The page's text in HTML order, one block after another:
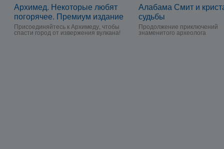
Архимед. Некоторые любят
погорячее. Премиум издание
Присоединяйтесь к Архимеду, чтобы
спасти город от извержения вулкана!
Алабама Смит и
судьбы
Продолжение приключений
знаменитого археолога